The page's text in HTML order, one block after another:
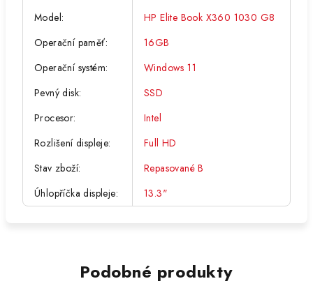
Model:
HP Elite Book X360 1030 G8
Operační paměť:
16GB
Operační systém:
Windows 11
Pevný disk:
SSD
Procesor:
Intel
Rozlišení displeje:
Full HD
Stav zboží:
Repasované B
Úhlopříčka displeje: 13.3"
Podobné produkty